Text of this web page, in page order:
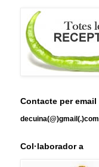
Contacte per email
decuina(@)gmail(.)com
Col·laborador a